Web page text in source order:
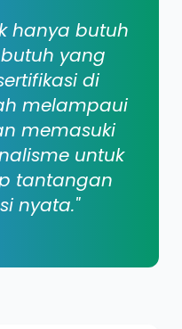
hanya butuh
yang
di
melampaui
memasuki
untuk
tantangan
nyata."